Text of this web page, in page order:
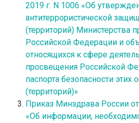
2019 г. N 1006 «Об
антитеррористической
(территорий) Министерства
Российской Федерации и
относящихся к сфере
просвещения Российской
паспорта безопасности этих
(территорий)»
Приказ Минздрава России
«Об информации,